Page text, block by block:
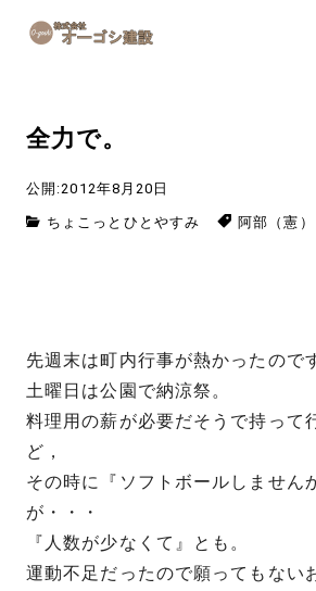
手しごと
全力で。
公開:2012年8月20日
ちょこっとひとやすみ 阿部（憲）
先週末は町内行事が熱かったので
土曜日は公園で納涼祭。
料理用の薪が必要だそうで持って
ど，
その時に『ソフトボールしません
が・・・
『人数が少なくて』とも。
運動不足だったので願ってもない